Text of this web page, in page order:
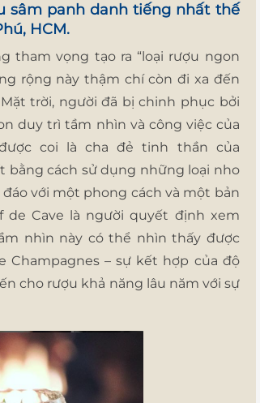
sâm panh danh tiếng nhất thế
HCM.
tham vọng tạo ra “loại rượu ngon
rộng này thậm chí còn đi xa đến
trời, người đã bị chinh phục bởi
duy trì tầm nhìn và công việc của
coi là cha đẻ tinh thần của
bằng cách sử dụng những loại nho
với một phong cách và một bản
de Cave là người quyết định xem
nhìn này có thể nhìn thấy được
– sự kết hợp của độ
cho rượu khả năng lâu năm với sự